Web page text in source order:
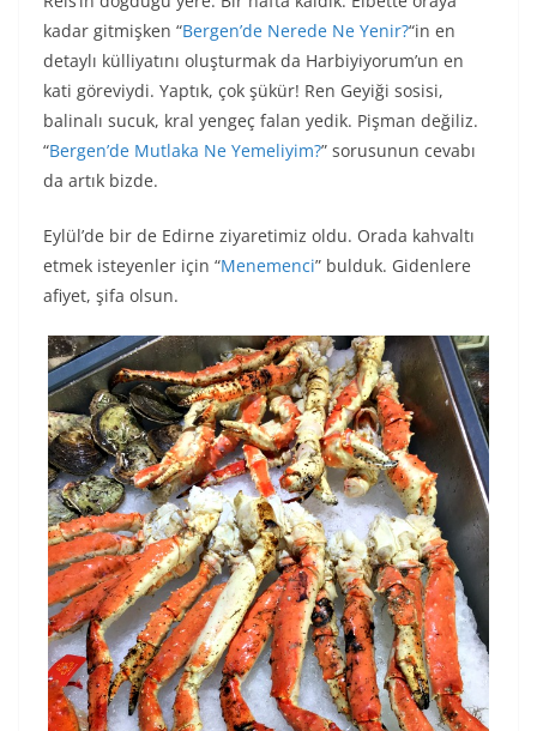
kadar gitmişken “Bergen’de Nerede Ne Yenir?“in en
detaylı külliyatını oluşturmak da Harbiyiyorum’un en
kati göreviydi. Yaptık, çok şükür! Ren Geyiği sosisi,
balinalı sucuk, kral yengeç falan yedik. Pişman değiliz.
“Bergen’de Mutlaka Ne Yemeliyim?” sorusunun cevabı
da artık bizde.
Eylül’de bir de Edirne ziyaretimiz oldu. Orada kahvaltı
etmek isteyenler için “Menemenci” bulduk. Gidenlere
afiyet, şifa olsun.